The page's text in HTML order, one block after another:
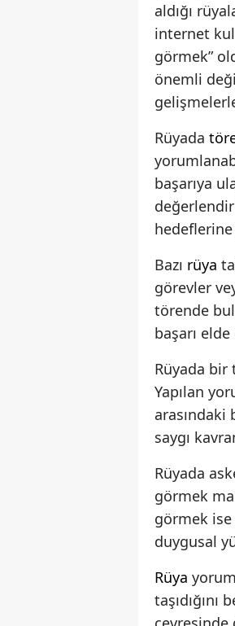
aldığı
internet
görmek”
önemli
Rüyada
başarıya
hedeflerine
Bazı rüya
görevler
törende
başarı
Rüyada bir
Yapılan
arasındaki
saygı
Rüyada
görmek
görmek
duygusal
Rüya
taşıdığını